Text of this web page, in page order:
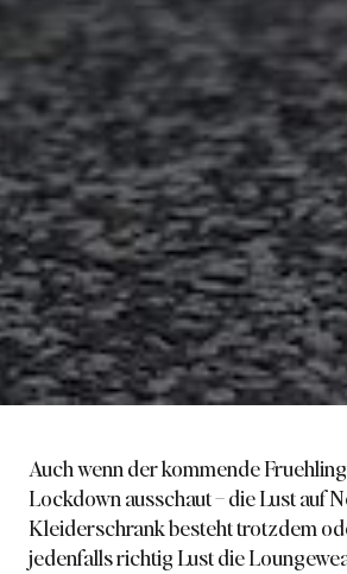
Auch wenn der kommende
Lockdown ausschaut – die Lust auf
Kleiderschrank besteht trotzdem
jedenfalls richtig Lust die